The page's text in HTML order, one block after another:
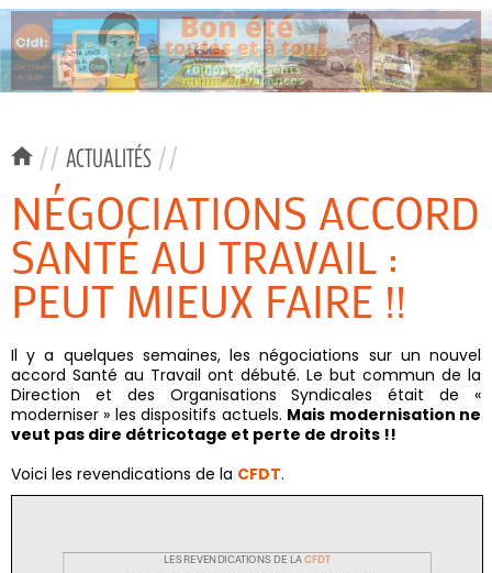
// ACTUALITÉS //
NÉGOCIATIONS ACCORD
SANTÉ AU TRAVAIL :
PEUT MIEUX FAIRE !!
Il y a quelques semaines, les négociations sur un nouvel
accord Santé au Travail ont débuté. Le but commun de la
Direction et des Organisations Syndicales était de «
moderniser » les dispositifs actuels. Mais modernisation ne
veut pas dire détricotage et perte de droits !!
Voici les revendications de la CFDT.